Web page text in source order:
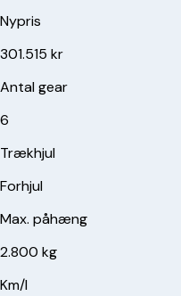
Nypris
301.515 kr
Antal gear
6
Trækhjul
Forhjul
Max. påhæng
2.800 kg
Km/l